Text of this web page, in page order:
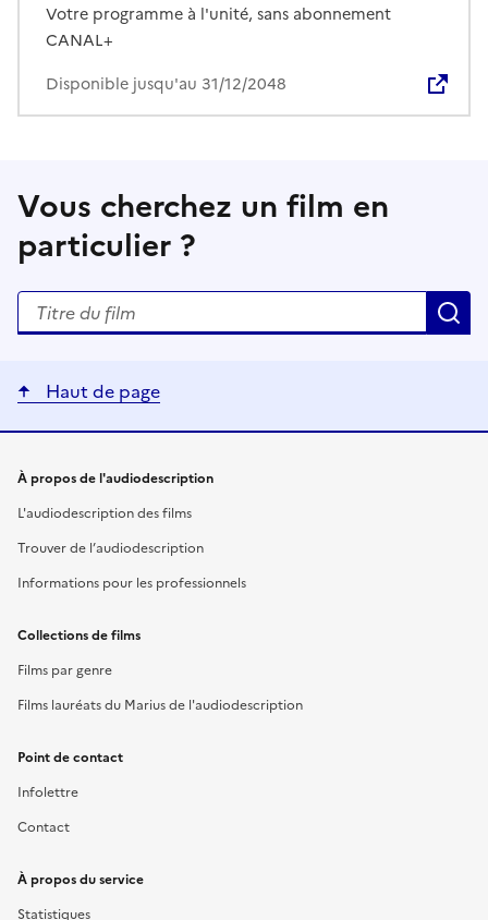
Votre programme à l'unité, sans abonnement
CANAL+
Disponible jusqu'au 31/12/2048
Vous cherchez un film en
particulier ?
Rechercher un titre de film
Haut de page
Liens utiles
À propos de l'audiodescription
L'audiodescription des films
Trouver de l’audiodescription
Informations pour les professionnels
Collections de films
Films par genre
Films lauréats du Marius de l'audiodescription
Point de contact
Infolettre
Contact
À propos du service
Statistiques